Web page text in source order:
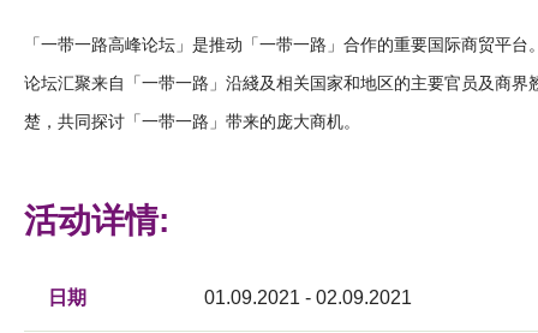
科技分享
会籍
「一带一路高峰论坛」是推动「一带一路」合作的重要国际商贸平台
论坛汇聚来自「一带一路」沿綫及相关国家和地区的主要官员及商界
楚，共同探讨「一带一路」带来的庞大商机。
活动详情:
日期 01.09.2021 - 02.09.2021